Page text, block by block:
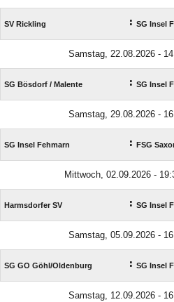
SV Rickling : SG Insel
Samstag, 22.08.2026 -
SG Bösdorf /​ Malente : SG Insel
Samstag, 29.08.2026 -
SG Insel Fehmarn : FSG
Mittwoch, 02.09.2026 -
Harmsdorfer SV : SG Insel
Samstag, 05.09.2026 -
SG GO Göhl/​Oldenburg : SG Insel
Samstag, 12.09.2026 -